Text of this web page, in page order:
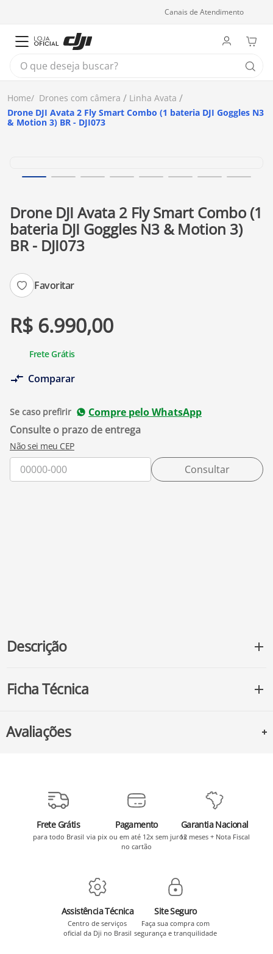
Canais de Atendimento
O que deseja buscar?
Drones com câmera
Linha Avata
Drone DJI Avata 2 Fly Smart Combo (1 bateria DJI Goggles N3
& Motion 3) BR - DJI073
Drone DJI Avata 2 Fly Smart Combo (1
bateria DJI Goggles N3 & Motion 3)
BR - DJI073
Favoritar
R$ 6.990,00
Frete Grátis
Comparar
Se caso prefirir Compre pelo WhatsApp
Não sei meu CEP
Descrição
Ficha Técnica
Avaliações
Frete Grátis
para todo Brasil
Pagamento
via pix ou em até 12x sem juros
no cartão
Garantia Nacional
12 meses + Nota Fiscal
Assistência Técnica
Centro de serviços
oficial da Dji no Brasil
Site Seguro
Faça sua compra com
segurança e tranquilidade